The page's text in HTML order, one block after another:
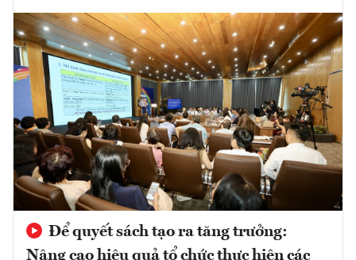
Để quyết sách tạo ra tăng trưởng:
Nâng cao hiệu quả tổ chức thực hiện các